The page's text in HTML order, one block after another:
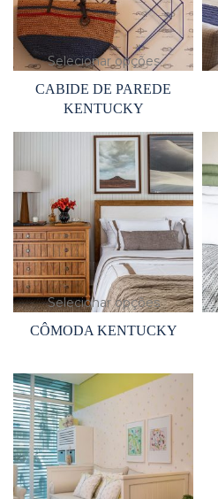
Selecionar opções
CABIDE DE PAREDE
KENTUCKY
Selecionar opções
CÔMODA KENTUCKY